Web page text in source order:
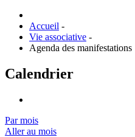
Accueil -
Vie associative -
Agenda des manifestations
Calendrier
Par mois
Aller au mois